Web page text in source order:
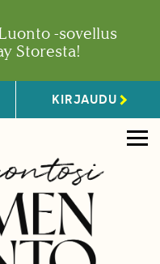
-sovellus
Storesta!
KIRJAUDU